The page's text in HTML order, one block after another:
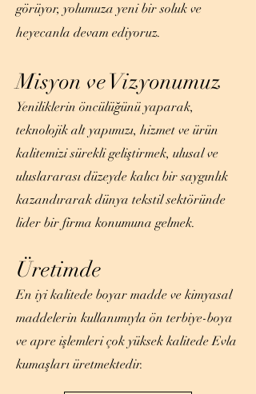
görüyor, yolumuza yeni bir soluk ve
heyecanla devam ediyoruz.
Misyon ve Vizyonumuz
Yeniliklerin öncülüğünü yaparak,
teknolojik alt yapımızı, hizmet ve ürün
kalitemizi sürekli geliştirmek, ulusal ve
uluslararası düzeyde kalıcı bir saygınlık
kazandırarak dünya tekstil sektöründe
lider bir firma konumuna gelmek.
Üretimde
En iyi kalitede boyar madde ve kimyasal
maddelerin kullanımıyla ön terbiye-boya
ve apre işlemleri çok yüksek kalitede Evla
kumaşları üretmektedir.